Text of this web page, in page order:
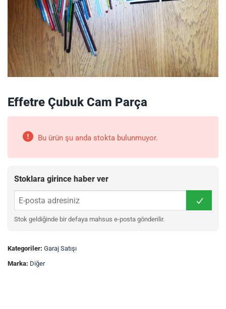
Effetre Çubuk Cam Parça
Bu ürün şu anda stokta bulunmuyor.
Stoklara girince haber ver
Stok geldiğinde bir defaya mahsus e-posta gönderilir.
Kategoriler: Garaj Satışı
Marka: Diğer